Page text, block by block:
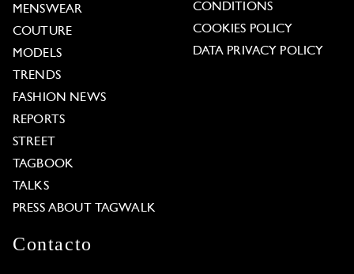
MENSWEAR
COUTURE
MODELS
TRENDS
FASHION NEWS
REPORTS
STREET
TAGBOOK
TALKS
PRESS ABOUT TAGWALK
CONDITIONS
COOKIES POLICY
DATA PRIVACY POLICY
Contacto